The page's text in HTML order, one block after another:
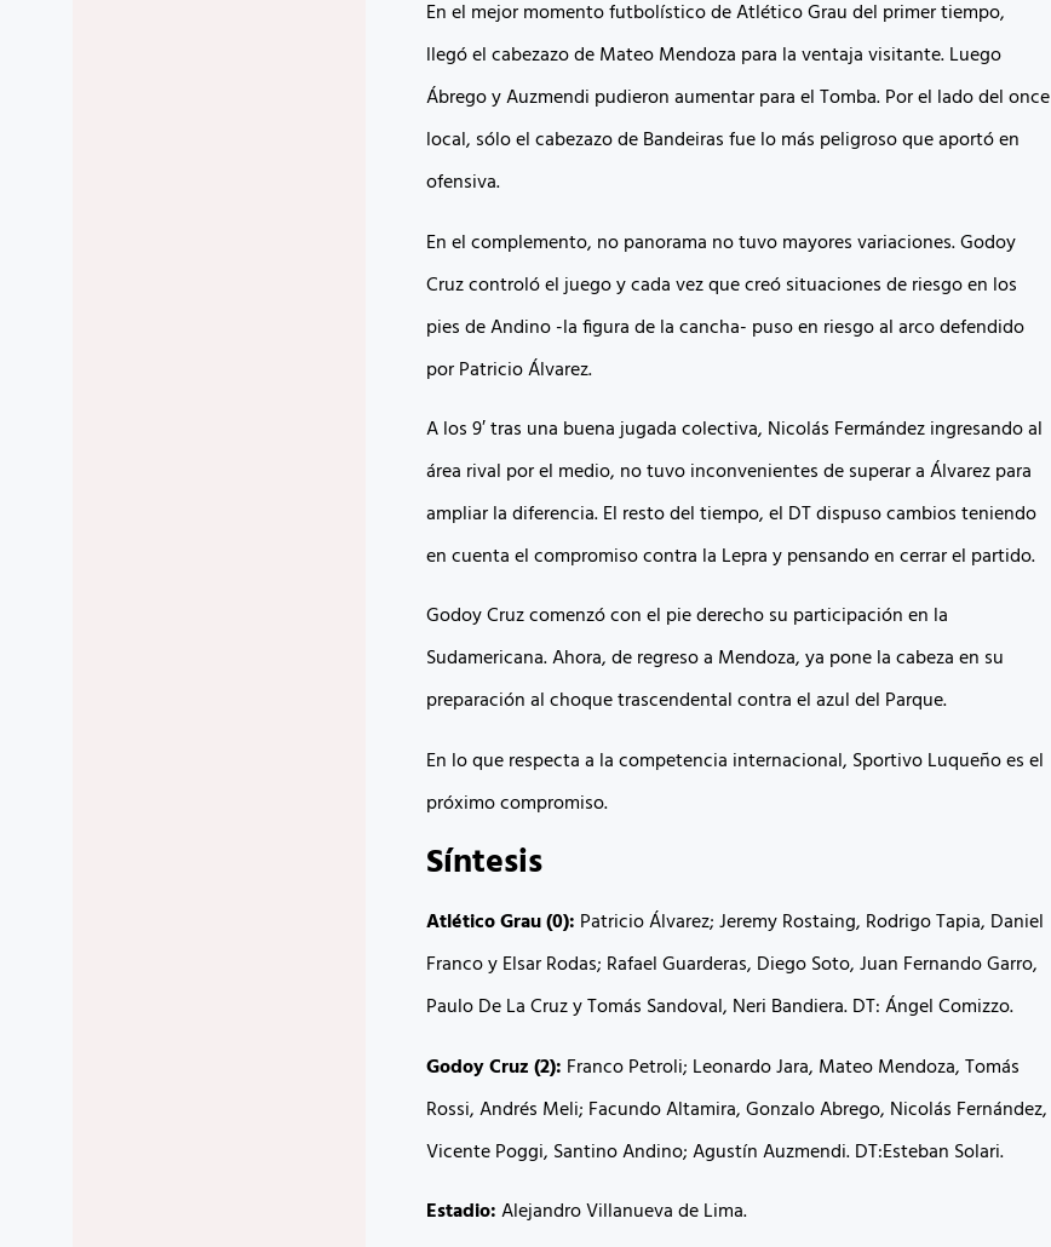
En el mejor momento futbolístico de Atlético Grau del primer tiempo,
llegó el cabezazo de Mateo Mendoza para la ventaja visitante. Luego
Ábrego y Auzmendi pudieron aumentar para el Tomba. Por el lado del once
local, sólo el cabezazo de Bandeiras fue lo más peligroso que aportó en
ofensiva.
En el complemento, no panorama no tuvo mayores variaciones. Godoy
Cruz controló el juego y cada vez que creó situaciones de riesgo en los
pies de Andino -la figura de la cancha- puso en riesgo al arco defendido
por Patricio Álvarez.
A los 9′ tras una buena jugada colectiva, Nicolás Fermández ingresando al
área rival por el medio, no tuvo inconvenientes de superar a Álvarez para
ampliar la diferencia. El resto del tiempo, el DT dispuso cambios teniendo
en cuenta el compromiso contra la Lepra y pensando en cerrar el partido.
Godoy Cruz comenzó con el pie derecho su participación en la
Sudamericana. Ahora, de regreso a Mendoza, ya pone la cabeza en su
preparación al choque trascendental contra el azul del Parque.
En lo que respecta a la competencia internacional, Sportivo Luqueño es el
próximo compromiso.
Síntesis
Atlético Grau (0): Patricio Álvarez; Jeremy Rostaing, Rodrigo Tapia, Daniel
Franco y Elsar Rodas; Rafael Guarderas, Diego Soto, Juan Fernando Garro,
Paulo De La Cruz y Tomás Sandoval, Neri Bandiera. DT: Ángel Comizzo.
Godoy Cruz (2): Franco Petroli; Leonardo Jara, Mateo Mendoza, Tomás
Rossi, Andrés Meli; Facundo Altamira, Gonzalo Abrego, Nicolás Fernández,
Vicente Poggi, Santino Andino; Agustín Auzmendi. DT:Esteban Solari.
Estadio:Alejandro Villanueva de Lima.